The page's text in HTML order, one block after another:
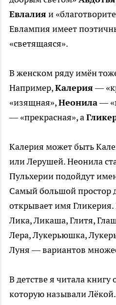
Евлалия и
Евлампия имеет
«светящаяся».
В женском ряду имён
Например,Калерия—
«изящная»,Неонила—
— «прекрасная», а
Калерия может быть
или Лерушей. Неонила
Пульхерии подойдут
Самый большой простор
открывает имя Гликерия.
Лика, Ликаша, Глитя,
Лера, Лукерьюшка,
Луня — вариантов
В детстве я читала книгу
которую называли